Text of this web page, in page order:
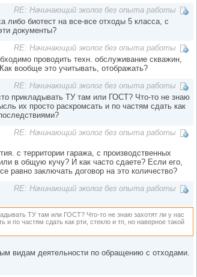
RE: Начинающий эколог без опыта работы
либо биотест на все-все отходы 5 класса, с
документы?
RE: Начинающий эколог без опыта работы
проводить техн. обслуживание скважин,
вообще это учитывать, отображать?
RE: Начинающий эколог без опыта работы
прикладывать ТУ там или ГОСТ? Что-то не знаю
их просто раскромсать и по частям сдать как
RE: Начинающий эколог без опыта работы
с территории гаража, с производственных
в общую кучу? И как часто сдаете? Если его,
равно заключать договор на это количество?
RE: Начинающий эколог без опыта работы
ТУ там или ГОСТ? Что-то не знаю захотят ли у нас
по частям сдать как рти, стекло и тп, но наверное такой
видам деятельности по обращению с отходами.